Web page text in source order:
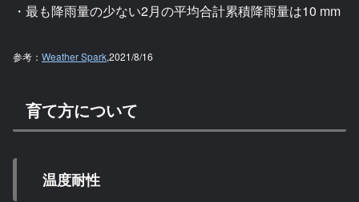
・最も降雨量の少ない2月の平均合計累積降雨量は10 mm
参考： Weather Spark,2021/8/16
育て方について
温度耐性